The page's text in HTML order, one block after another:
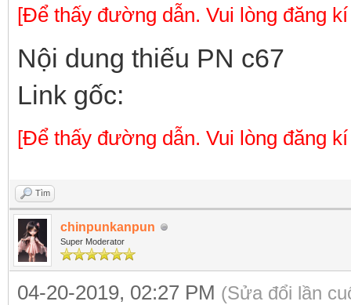
[Để thấy đường dẫn. Vui lòng đăng
Nội dung thiếu PN c67
Link gốc:
[Để thấy đường dẫn. Vui lòng đăng
Tìm
chinpunkanpun
Super Moderator
04-20-2019, 02:27 PM (Sửa đổi lần